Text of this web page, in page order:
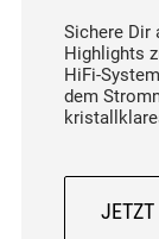
Sichere Dir
Highlights
HiFi-
dem
JETZT